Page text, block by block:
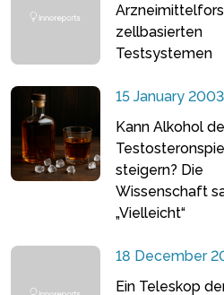
zellbasierten
Testsystemen
15 January 2003
Kann Alkohol
steigern? Die
Wissenschaft
„Vielleicht“
18 December
Ein Teleskop